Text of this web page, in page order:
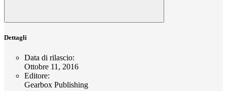
Dettagli
Data di rilascio:
Ottobre 11, 2016
Editore:
Gearbox Publishing